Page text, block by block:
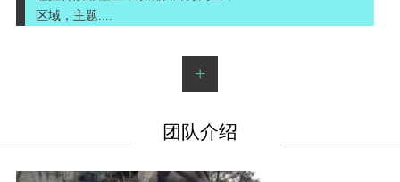
达拉特旗雕塑艺术景观长廊分为三个